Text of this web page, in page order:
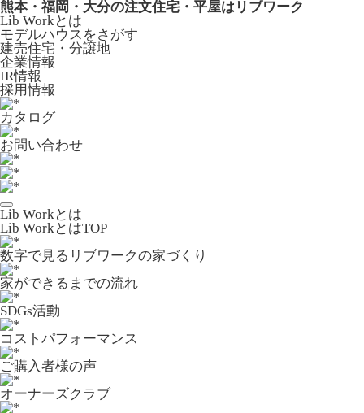
熊本・福岡・大分の注文住宅・平屋はリブワーク
Lib Workとは
モデルハウスをさがす
建売住宅・分譲地
企業情報
IR情報
採用情報
カタログ
お問い合わせ
Lib Workとは
Lib WorkとはTOP
数字で⾒るリブワークの家づくり
家ができるまでの流れ
SDGs活動
コストパフォーマンス
ご購入者様の声
オーナーズクラブ